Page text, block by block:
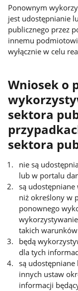
Ponownym
jest udostępnianie
publicznego przez
innemu
wyłącznie w celu
Wniosek o
sektora
sektora
nie są
lub w portalu
są
niż określony w
ponownego
takich warunków
będą
dla tych
są udostępniane
innych ustaw
informacji